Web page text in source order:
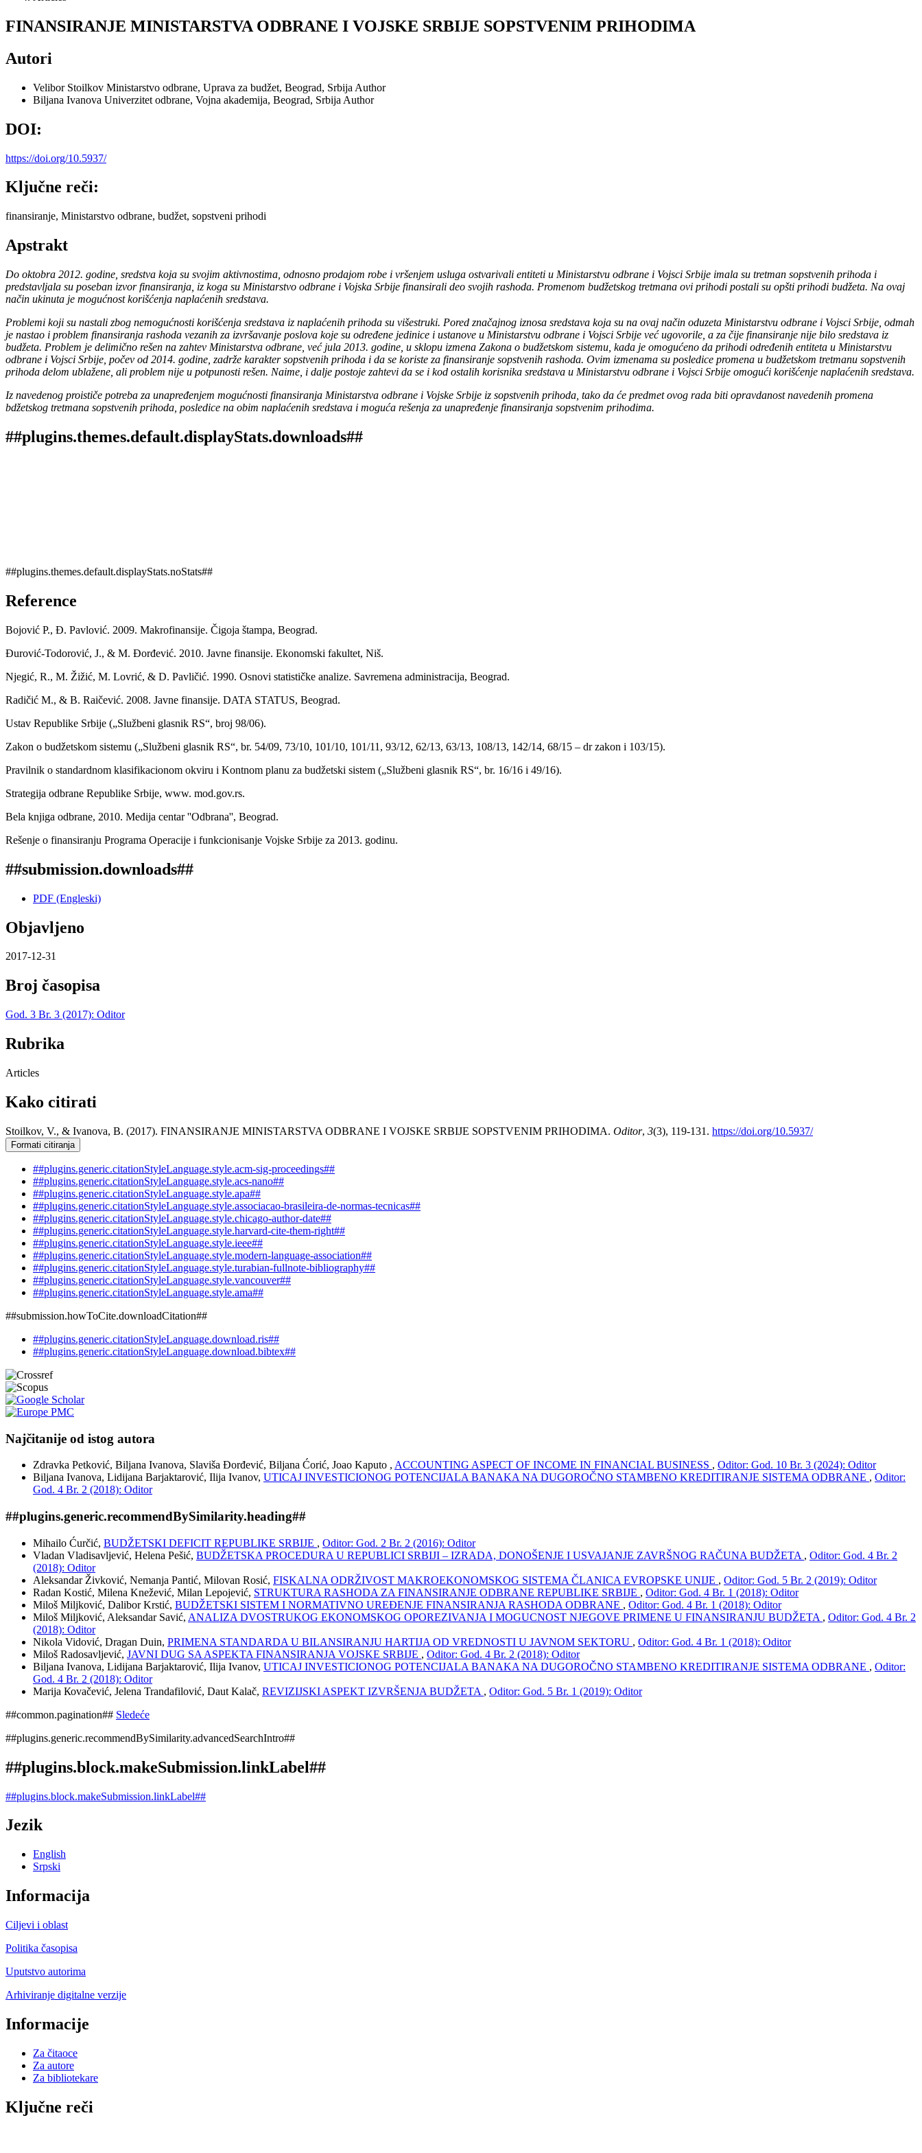
FINANSIRANJE MINISTARSTVA ODBRANE I VOJSKE SRBIJE SOPSTVENIM PRIHODIMA
Autori
Velibor Stoilkov Ministarstvo odbrane, Uprava za budžet, Beograd, Srbija Author
Biljana Ivanova Univerzitet odbrane, Vojna akademija, Beograd, Srbija Author
DOI:
https://doi.org/10.5937/
Ključne reči:
finansiranje, Ministarstvo odbrane, budžet, sopstveni prihodi
Apstrakt
Do oktobra 2012. godine, sredstva koja su svojim aktivnostima, odnosno prodajom robe i vršenjem usluga ostvarivali entiteti u Ministarstvu odbrane i Vojsci Srbije imala su tretman sopstvenih prihoda i
predstavljala su poseban izvor finansiranja, iz koga su Ministarstvo odbrane i Vojska Srbije finansirali deo svojih rashoda. Promenom budžetskog tretmana ovi prihodi postali su opšti prihodi budžeta. Na ovaj
način ukinuta je mogućnost korišćenja naplaćenih sredstava.
Problemi koji su nastali zbog nemogućnosti korišćenja sredstava iz naplaćenih prihoda su višestruki. Pored značajnog iznosa sredstava koja su na ovaj način oduzeta Ministarstvu odbrane i Vojsci Srbije, odmah
je nastao i problem finansiranja rashoda vezanih za izvršavanje poslova koje su određene jedinice i ustanove u Ministarstvu odbrane i Vojsci Srbije već ugovorile, a za čije finansiranje nije bilo sredstava iz
budžeta. Problem je delimično rešen na zahtev Ministarstva odbrane, već jula 2013. godine, u sklopu izmena Zakona o budžetskom sistemu, kada je omogućeno da prihodi određenih entiteta u Ministarstvu
odbrane i Vojsci Srbije, počev od 2014. godine, zadrže karakter sopstvenih prihoda i da se koriste za finansiranje sopstvenih rashoda. Ovim izmenama su posledice promena u budžetskom tretmanu sopstvenih
prihoda delom ublažene, ali problem nije u potpunosti rešen. Naime, i dalje postoje zahtevi da se i kod ostalih korisnika sredstava u Ministarstvu odbrane i Vojsci Srbije omogući korišćenje naplaćenih sredstava.
Iz navedenog proističe potreba za unapređenjem mogućnosti finansiranja Ministarstva odbrane i Vojske Srbije iz sopstvenih prihoda, tako da će predmet ovog rada biti opravdanost navedenih promena
bdžetskog tretmana sopstvenih prihoda, posledice na obim naplaćenih sredstava i moguća rešenja za unapređenje finansiranja sopstvenim prihodima.
##plugins.themes.default.displayStats.downloads##
##plugins.themes.default.displayStats.noStats##
Reference
Bojović P., Đ. Pavlović. 2009. Makrofinansije. Čigoja štampa, Beograd.
Đurović-Todorović, J., & M. Đorđević. 2010. Javne finansije. Ekonomski fakultet, Niš.
Njegić, R., M. Žižić, M. Lovrić, & D. Pavličić. 1990. Osnovi statističke analize. Savremena administracija, Beograd.
Radičić M., & B. Raičević. 2008. Javne finansije. DATA STATUS, Beograd.
Ustav Republike Srbije („Službeni glasnik RS“, broj 98/06).
Zakon o budžetskom sistemu („Službeni glasnik RS“, br. 54/09, 73/10, 101/10, 101/11, 93/12, 62/13, 63/13, 108/13, 142/14, 68/15 – dr zakon i 103/15).
Pravilnik o standardnom klasifikacionom okviru i Kontnom planu za budžetski sistem („Službeni glasnik RS“, br. 16/16 i 49/16).
Strategija odbrane Republike Srbije, www. mod.gov.rs.
Bela knjiga odbrane, 2010. Medija centar ''Odbrana'', Beograd.
Rešenje o finansiranju Programa Operacije i funkcionisanje Vojske Srbije za 2013. godinu.
##submission.downloads##
PDF (Engleski)
Objavljeno
2017-12-31
Broj časopisa
God. 3 Br. 3 (2017): Oditor
Rubrika
Articles
Kako citirati
Stoilkov, V., & Ivanova, B. (2017). FINANSIRANJE MINISTARSTVA ODBRANE I VOJSKE SRBIJE SOPSTVENIM PRIHODIMA. Oditor, 3(3), 119-131. https://doi.org/10.5937/
Formati citiranja
##plugins.generic.citationStyleLanguage.style.acm-sig-proceedings##
##plugins.generic.citationStyleLanguage.style.acs-nano##
##plugins.generic.citationStyleLanguage.style.apa##
##plugins.generic.citationStyleLanguage.style.associacao-brasileira-de-normas-tecnicas##
##plugins.generic.citationStyleLanguage.style.chicago-author-date##
##plugins.generic.citationStyleLanguage.style.harvard-cite-them-right##
##plugins.generic.citationStyleLanguage.style.ieee##
##plugins.generic.citationStyleLanguage.style.modern-language-association##
##plugins.generic.citationStyleLanguage.style.turabian-fullnote-bibliography##
##plugins.generic.citationStyleLanguage.style.vancouver##
##plugins.generic.citationStyleLanguage.style.ama##
##submission.howToCite.downloadCitation##
##plugins.generic.citationStyleLanguage.download.ris##
##plugins.generic.citationStyleLanguage.download.bibtex##
Najčitanije od istog autora
Zdravka Petković, Biljana Ivanova, Slaviša Đorđević, Biljana Ćorić, Joao Kaputo , ACCOUNTING ASPECT OF INCOME IN FINANCIAL BUSINESS , Oditor: God. 10 Br. 3 (2024): Oditor
Biljana Ivanova, Lidijana Barjaktarović, Ilija Ivanov, UTICAJ INVESTICIONOG POTENCIJALA BANAKA NA DUGOROČNO STAMBENO KREDITIRANJE SISTEMA ODBRANE , Oditor:
God. 4 Br. 2 (2018): Oditor
##plugins.generic.recommendBySimilarity.heading##
Mihailo Ćurčić, BUDŽЕTSKI DЕFICIT RЕPUBLIKЕ SRBIJЕ , Oditor: God. 2 Br. 2 (2016): Oditor
Vladan Vladisavljević, Helena Pešić, BUDŽETSKA PROCEDURA U REPUBLICI SRBIJI – IZRADA, DONOŠENJE I USVAJANJE ZAVRŠNOG RAČUNA BUDŽETA , Oditor: God. 4 Br. 2
(2018): Oditor
Aleksandar Živković, Nemanja Pantić, Milovan Rosić, FISKALNA ODRŽIVOST MAKROEKONOMSKOG SISTEMA ČLANICA EVROPSKE UNIJE , Oditor: God. 5 Br. 2 (2019): Oditor
Radan Kostić, Milena Knežević, Milan Lepojević, STRUKTURA RASHODA ZA FINANSIRANJE ODBRANE REPUBLIKE SRBIJE , Oditor: God. 4 Br. 1 (2018): Oditor
Miloš Miljković, Dalibor Krstić, BUDŽETSKI SISTEM I NORMATIVNO UREĐENJE FINANSIRANJA RASHODA ODBRANE , Oditor: God. 4 Br. 1 (2018): Oditor
Miloš Miljković, Aleksandar Savić, ANALIZA DVOSTRUKOG EKONOMSKOG OPOREZIVANJA I MOGUCNOST NJEGOVE PRIMENE U FINANSIRANJU BUDŽETA , Oditor: God. 4 Br. 2
(2018): Oditor
Nikola Vidović, Dragan Duin, PRIMENA STANDARDA U BILANSIRANJU HARTIJA OD VREDNOSTI U JAVNOM SEKTORU , Oditor: God. 4 Br. 1 (2018): Oditor
Miloš Radosavljević, JAVNI DUG SA ASPEKTA FINANSIRANJA VOJSKE SRBIJE , Oditor: God. 4 Br. 2 (2018): Oditor
Biljana Ivanova, Lidijana Barjaktarović, Ilija Ivanov, UTICAJ INVESTICIONOG POTENCIJALA BANAKA NA DUGOROČNO STAMBENO KREDITIRANJE SISTEMA ODBRANE , Oditor:
God. 4 Br. 2 (2018): Oditor
Marija Коvačević, Jelena Trandafilović, Daut Kalač, REVIZIJSKI ASPEKT IZVRŠENJA BUDŽETA , Oditor: God. 5 Br. 1 (2019): Oditor
##common.pagination## Sledeće
##plugins.generic.recommendBySimilarity.advancedSearchIntro##
##plugins.block.makeSubmission.linkLabel##
##plugins.block.makeSubmission.linkLabel##
Jezik
English
Srpski
Informacija
Ciljevi i oblast
Politika časopisa
Uputstvo autorima
Arhiviranje digitalne verzije
Informacije
Za čitaoce
Za autore
Za bibliotekare
Ključne reči